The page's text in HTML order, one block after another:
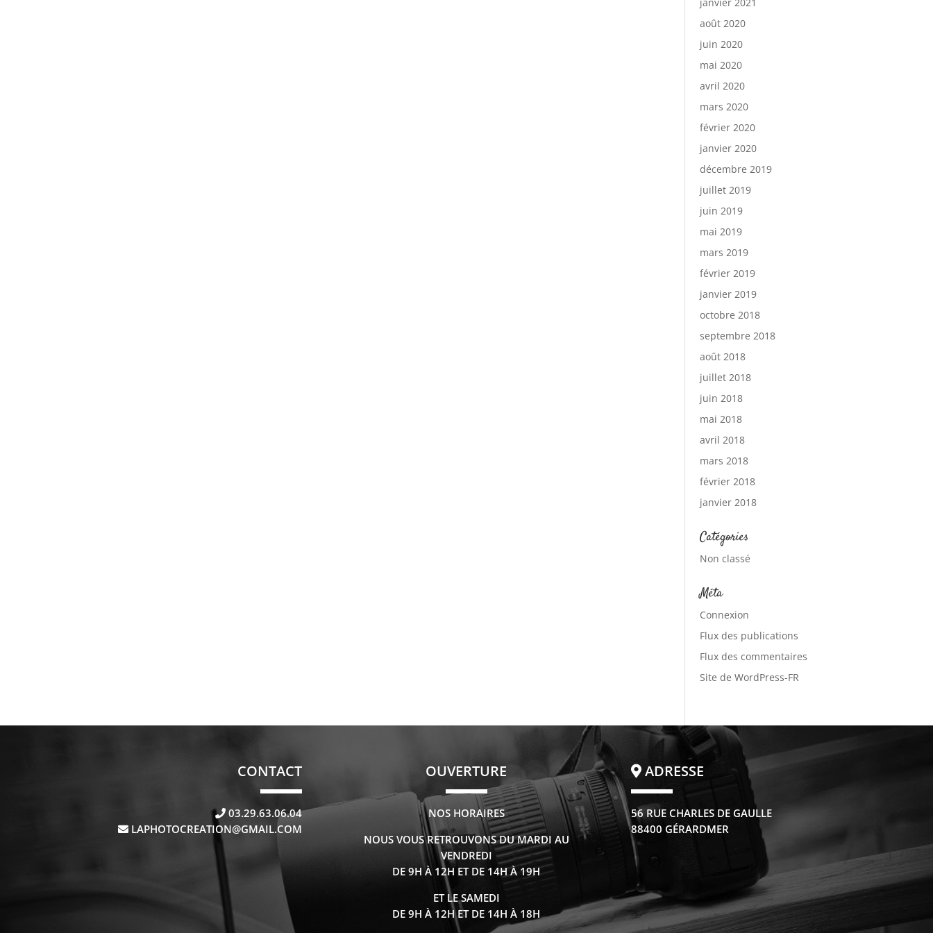
août 2020
juin 2020
mai 2020
avril 2020
mars 2020
février 2020
janvier 2020
décembre 2019
juillet 2019
juin 2019
mai 2019
mars 2019
février 2019
janvier 2019
octobre 2018
septembre 2018
août 2018
juillet 2018
juin 2018
mai 2018
avril 2018
mars 2018
février 2018
janvier 2018
Catégories
Non classé
Méta
Connexion
Flux des publications
Flux des commentaires
Site de WordPress-FR
CONTACT
03.29.63.06.04
LAPHOTOCREATION@GMAIL.COM
OUVERTURE
NOS HORAIRES
NOUS VOUS RETROUVONS DU MARDI AU
VENDREDI
DE 9H À 12H ET DE 14H À 19H
ET LE SAMEDI
DE 9H À 12H ET DE 14H À 18H
ADRESSE
56 RUE CHARLES DE GAULLE
88400 GÉRARDMER